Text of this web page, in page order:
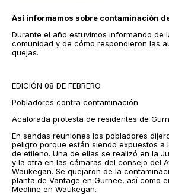
Así informamos sobre contaminación
Durante el año estuvimos informando de
comunidad y de cómo respondieron las
quejas.
EDICIÓN 08 DE FEBRERO
Pobladores contra contaminación
Acalorada protesta de residentes de
En sendas reuniones los pobladores
peligro porque están siendo expuestos a
de etileno. Una de ellas se realizó en la
y la otra en las cámaras del consejo del
Waukegan. Se quejaron de la
planta de Vantage en Gurnee, así como
Medline en Waukegan.